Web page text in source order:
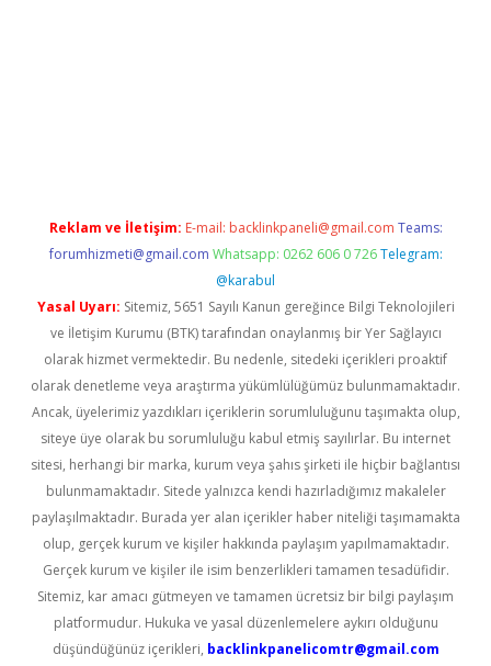
Reklam ve İletişim: E-mail: backlinkpaneli@gmail.com Teams:
forumhizmeti@gmail.com Whatsapp: 0262 606 0 726 Telegram:
@karabul
Yasal Uyarı: Sitemiz, 5651 Sayılı Kanun gereğince Bilgi Teknolojileri
ve İletişim Kurumu (BTK) tarafından onaylanmış bir Yer Sağlayıcı
olarak hizmet vermektedir. Bu nedenle, sitedeki içerikleri proaktif
olarak denetleme veya araştırma yükümlülüğümüz bulunmamaktadır.
Ancak, üyelerimiz yazdıkları içeriklerin sorumluluğunu taşımakta olup,
siteye üye olarak bu sorumluluğu kabul etmiş sayılırlar. Bu internet
sitesi, herhangi bir marka, kurum veya şahıs şirketi ile hiçbir bağlantısı
bulunmamaktadır. Sitede yalnızca kendi hazırladığımız makaleler
paylaşılmaktadır. Burada yer alan içerikler haber niteliği taşımamakta
olup, gerçek kurum ve kişiler hakkında paylaşım yapılmamaktadır.
Gerçek kurum ve kişiler ile isim benzerlikleri tamamen tesadüfidir.
Sitemiz, kar amacı gütmeyen ve tamamen ücretsiz bir bilgi paylaşım
platformudur. Hukuka ve yasal düzenlemelere aykırı olduğunu
düşündüğünüz içerikleri, backlinkpanelicomtr@gmail.com